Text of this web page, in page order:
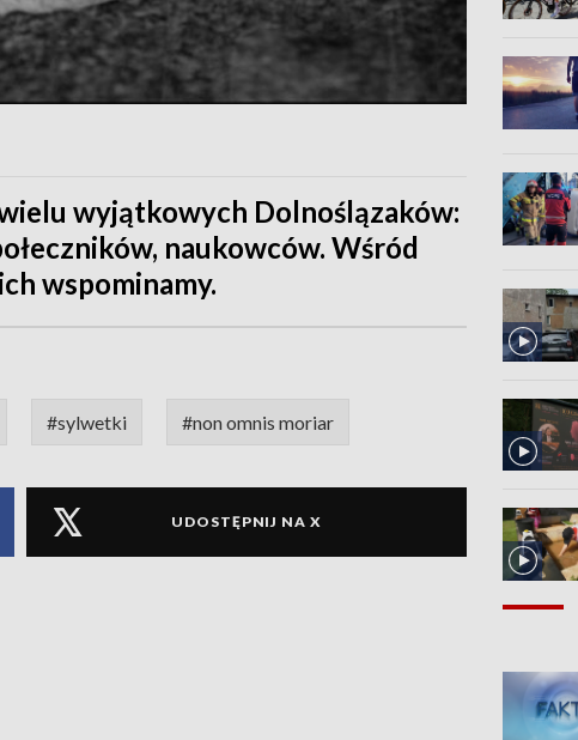
wyjątkowych Dolnoślązaków:
naukowców. Wśród
wspominamy.
#sylwetki #non omnis moriar
UDOSTĘPNIJ NA X